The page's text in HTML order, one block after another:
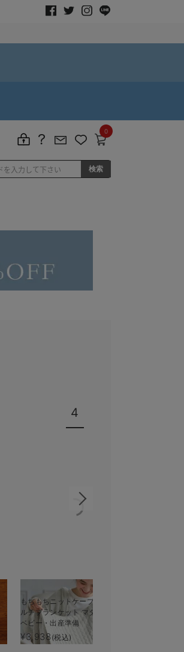
0
4
もちもちニットケーブル編みマ
ルチブランケット マタニティ・
ベビー・出産準備
¥3,938 (税込)